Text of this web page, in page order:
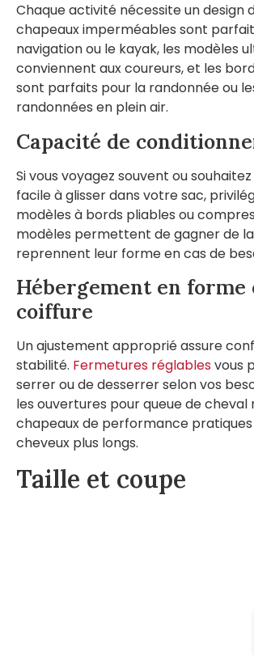
Chaque activité nécessite un design
chapeaux imperméables sont
navigation ou le kayak, les modèles
conviennent aux coureurs, et les
sont parfaits pour la randonnée ou
randonnées en plein air.
Capacité de
Si vous voyagez souvent ou
facile à glisser dans votre sac,
modèles à bords pliables ou
modèles permettent de gagner de
reprennent leur forme en cas de
Hébergement en forme
coiffure
Un ajustement approprié assure
stabilité. Fermetures réglablesvous
serrer ou de desserrer selon vos
les ouvertures pour queue de cheval
chapeaux de performance
cheveux plus longs.
Taille et coupe